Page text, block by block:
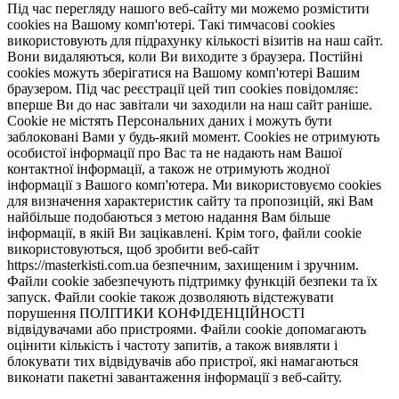
Під час перегляду нашого веб-сайту ми можемо розмістити
cookies на Вашому комп'ютері. Такі тимчасові cookies
використовують для підрахунку кількості візитів на наш сайт.
Вони видаляються, коли Ви виходите з браузера. Постійні
cookies можуть зберігатися на Вашому комп'ютері Вашим
браузером. Під час реєстрації цей тип cookies повідомляє:
вперше Ви до нас завітали чи заходили на наш сайт раніше.
Cookie не містять Персональних даних і можуть бути
заблоковані Вами у будь-який момент. Сookies не отримують
особистої інформації про Вас та не надають нам Вашої
контактної інформації, а також не отримують жодної
інформації з Вашого комп'ютера. Ми використовуємо cookies
для визначення характеристик сайту та пропозицій, які Вам
найбільше подобаються з метою надання Вам більше
інформації, в якій Ви зацікавлені. Крім того, файли cookie
використовуються, щоб зробити веб-сайт
https://masterkisti.com.ua безпечним, захищеним і зручним.
Файли cookie забезпечують підтримку функцій безпеки та їх
запуск. Файли cookie також дозволяють відстежувати
порушення ПОЛІТИКИ КОНФІДЕНЦІЙНОСТІ
відвідувачами або пристроями. Файли cookie допомагають
оцінити кількість і частоту запитів, а також виявляти і
блокувати тих відвідувачів або пристрої, які намагаються
виконати пакетні завантаження інформації з веб-сайту.